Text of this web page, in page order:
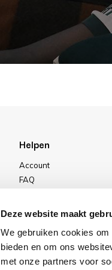
Deze website maakt
We gebruiken cookies
bieden en om ons
met onze partners voor
Helpen
Account
FAQ
Betalen
Kortingen